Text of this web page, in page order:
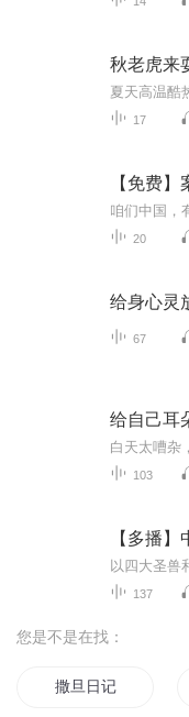
秋老虎来
17
【免费
20
给身心灵
67
给自己耳
103
【多播
137
您是不是在找：
撒旦日记